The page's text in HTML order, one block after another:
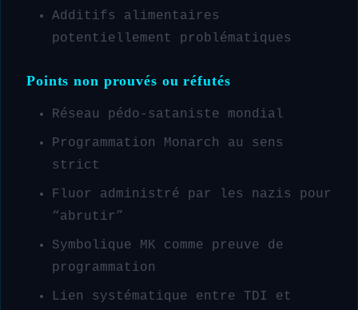
Additifs alimentaires
potentiellement problématiques
Points non prouvés ou réfutés
Réseau pédo-sataniste mondial
Programmation Monarch au sens
strict
Fluor administré par les nazis pour
“abrutir”
Symbolique MK comme preuve de
programmation
Lien systématique entre TDI et